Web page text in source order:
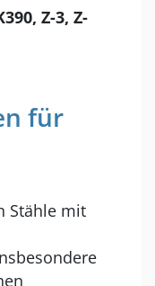
Z-3, Z-
für
Stähle mit